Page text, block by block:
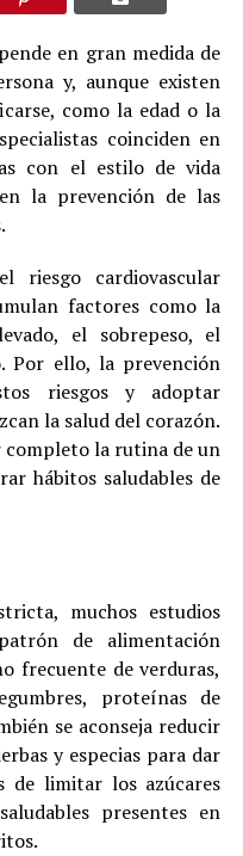
en gran medida de
y, aunque existen
como la edad o la
coinciden en
con el estilo de vida
la prevención de las
riesgo cardiovascular
factores como la
el sobrepeso, el
Por ello, la prevención
riesgos y adoptar
la salud del corazón.
la rutina de un
hábitos saludables de
muchos estudios
de alimentación
frecuente de verduras,
proteínas de
se aconseja reducir
y especias para dar
de limitar los azúcares
presentes en